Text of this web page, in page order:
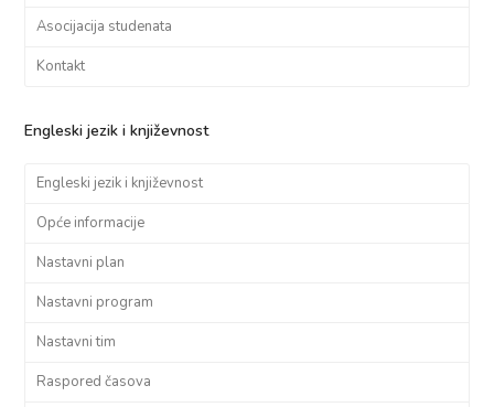
Asocijacija studenata
Kontakt
Engleski jezik i književnost
Engleski jezik i književnost
Opće informacije
Nastavni plan
Nastavni program
Nastavni tim
Raspored časova